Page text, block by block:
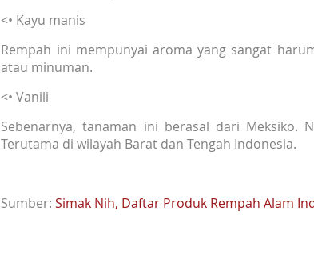
<• Kayu manis
Rempah ini mempunyai aroma yang sangat
atau minuman.
<• Vanili
Sebenarnya, tanaman ini berasal dari Meksiko.
Terutama di wilayah Barat dan Tengah Indonesia.
Sumber:Simak Nih, Daftar Produk Rempah Alam